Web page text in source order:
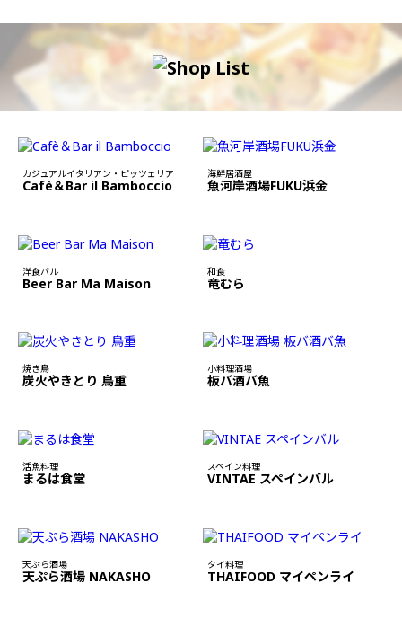
カジュアルイタリアン・ピッツェリア
Cafè＆Bar il Bamboccio
海鮮居酒屋
魚河岸酒場FUKU浜金
洋食バル
Beer Bar Ma Maison
和食
竜むら
焼き鳥
炭火やきとり 鳥重
小料理酒場
板バ酒バ魚
活魚料理
まるは食堂
スペイン料理
VINTAE スペインバル
天ぷら酒場
天ぷら酒場 NAKASHO
タイ料理
THAIFOOD マイペンライ